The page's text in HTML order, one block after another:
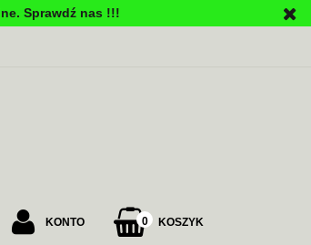
Sprawdź nas !!!
KONTO 0 KOSZYK